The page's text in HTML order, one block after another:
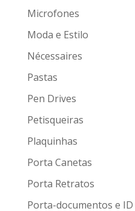
Microfones
Moda e Estilo
Nécessaires
Pastas
Pen Drives
Petisqueiras
Plaquinhas
Porta Canetas
Porta Retratos
Porta-documentos e ID